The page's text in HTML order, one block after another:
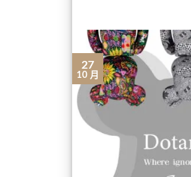
27
10 月